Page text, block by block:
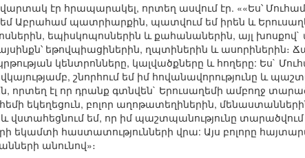
էր հրապարակել, որտեղ ասվում էր. ««Ես՝
եմ Աբրահամ պատրիարքին, պատվում եմ իրեն և
եպիսկոպոսներին և քահանաներին, այլ խոսքով`
եթովպիացիներին, ղպտիներին և ասորիներին։
կենտրոնները, կալվածքները և հողերը: Ես`
շնորհում եմ իմ հովանավորությունը և
որտեղ էլ որ դրանք գտնվեն` Երուսաղեմի ամբողջ
եկեղեցուն, բոլոր աղոթատեղիներին,
եմ, որ իմ պաշտպանությունը
եկամտի հաստատությունների վրա: Այս բոլորը
անունով»։